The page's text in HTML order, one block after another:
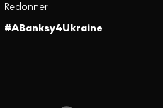
Redonner
#ABanksy4Ukraine